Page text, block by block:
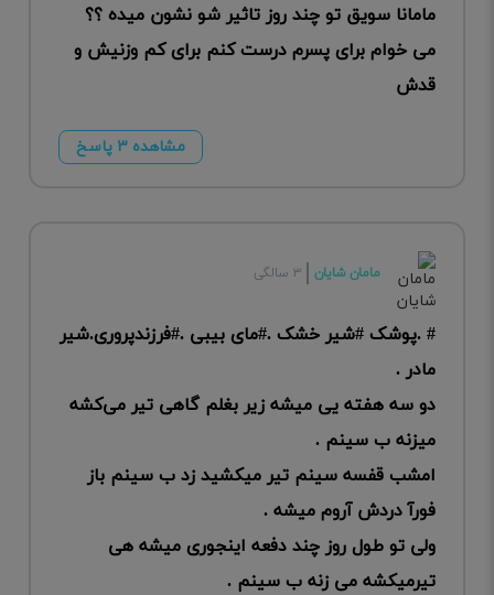
مامانا سویق تو چند روز تاثیر شو نشون میده ؟؟
می خوام برای پسرم درست کنم برای کم وزنیش و
قدش
مشاهده ۳ پاسخ
مامان شایان ۳ سالگی
# .پوشک #شیر خشک .#مای بیبی .#فرزندپروری.شیر
مادر .
دو سه هفته یی میشه زیر بغلم گاهی تیر می‌کشه
میزنه ب سینم .
امشب قفسه سینم تیر میکشید زد ب سینم باز
فورآ دردش آروم میشه .
ولی تو طول روز چند دفعه اینجوری میشه هی
تیرمیکشه می‌ زنه ب سینم .